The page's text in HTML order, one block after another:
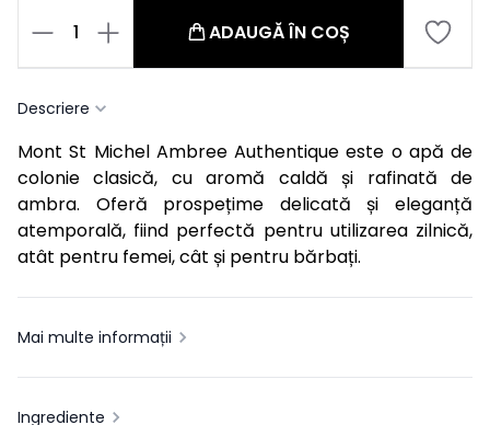
1 ADAUGĂ ÎN COȘ
Descriere
Mont St Michel Ambree Authentique este o apă de
colonie clasică, cu aromă caldă și rafinată de
ambra. Oferă prospețime delicată și eleganță
atemporală, fiind perfectă pentru utilizarea zilnică,
atât pentru femei, cât și pentru bărbați.
Mai multe informații
Ingrediente